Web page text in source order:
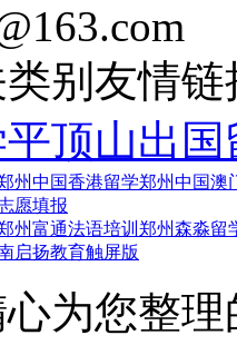
别 友情链
平顶山出国
州中国香港留学郑州中国澳
愿填报
州富通法语培训 郑州森淼留
启扬教育触屏版
为您整